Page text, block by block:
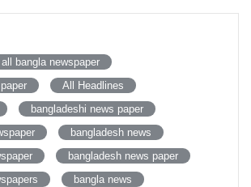
all bangla newspaper
All Headlines
bangladeshi news paper
bangladesh news
bangladesh news paper
bangla news